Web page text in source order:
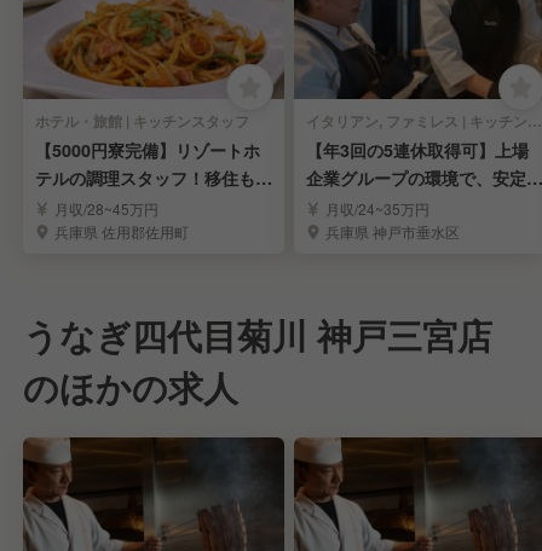
ホテル・旅館 | キッチンスタッフ
【5000円寮完備】リゾートホ
テルの調理スタッフ！移住も大
歓迎！
月収/28~45万円
兵庫県 佐用郡佐用町
イタリアン, ファミレス | キッチンスタッフ
【年3回の5連休取得可】上場
企業グループの環境で、安定し
たキャリアアップ！
月収/24~35万円
兵庫県 神戸市垂水区
うなぎ四代目菊川 神戸三宮店
のほかの求人